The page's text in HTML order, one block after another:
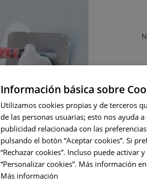
Información básica sobre
Utilizamos cookies propias y de terceros
de las personas usuarias; esto nos ayuda
publicidad relacionada con las
pulsando el botón “Aceptar cookies”. Si
“Rechazar cookies”. Incluso puede
“Personalizar cookies”. Más información
Más información